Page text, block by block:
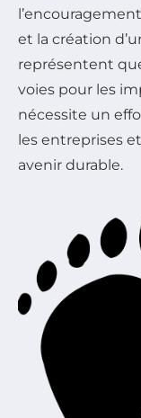
et la création
représentent
voies pour les
nécessite un
les entreprises
avenir durable.